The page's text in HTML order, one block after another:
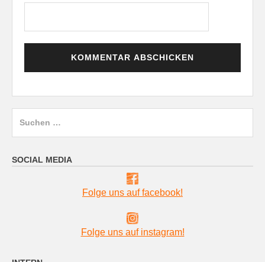
SOCIAL MEDIA
Folge uns auf facebook!
Folge uns auf instagram!